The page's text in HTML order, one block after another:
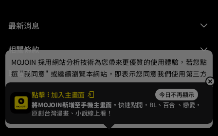
最新消息
相關條款
聯絡我們
© 2024 gamania Digital Entertainment Co., Ltd.
點擊 加入主畫面 今日不再顯示
將MOJOIN新增至手機主畫面，快速點開，BL、 百合 、戀愛，
原創台灣漫畫、小說線上看！
MOJOIN 採用網站分析技術為您帶來更優質的使用體驗，若您點
選 "我同意" 或繼續瀏覽本網站，即表示您同意我們使用第三方
Cookie，欲瞭解更多資訊請見隱私權政策。
我同意